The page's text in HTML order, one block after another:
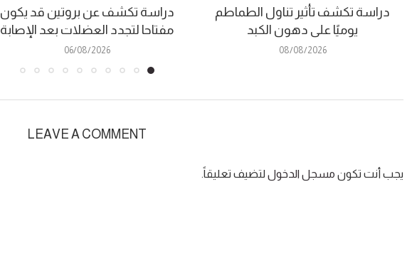
دراسة تكشف تأثير تناول الطماطم
يوميًا على دهون الكبد
08/08/2026
دراسة تكشف عن بروتين قد يكون
مفتاحا لتجدد العضلات بعد الإصابة
06/08/2026
LEAVE A COMMENT
يجب أنت تكون مسجل الدخول لتضيف تعليقاً.